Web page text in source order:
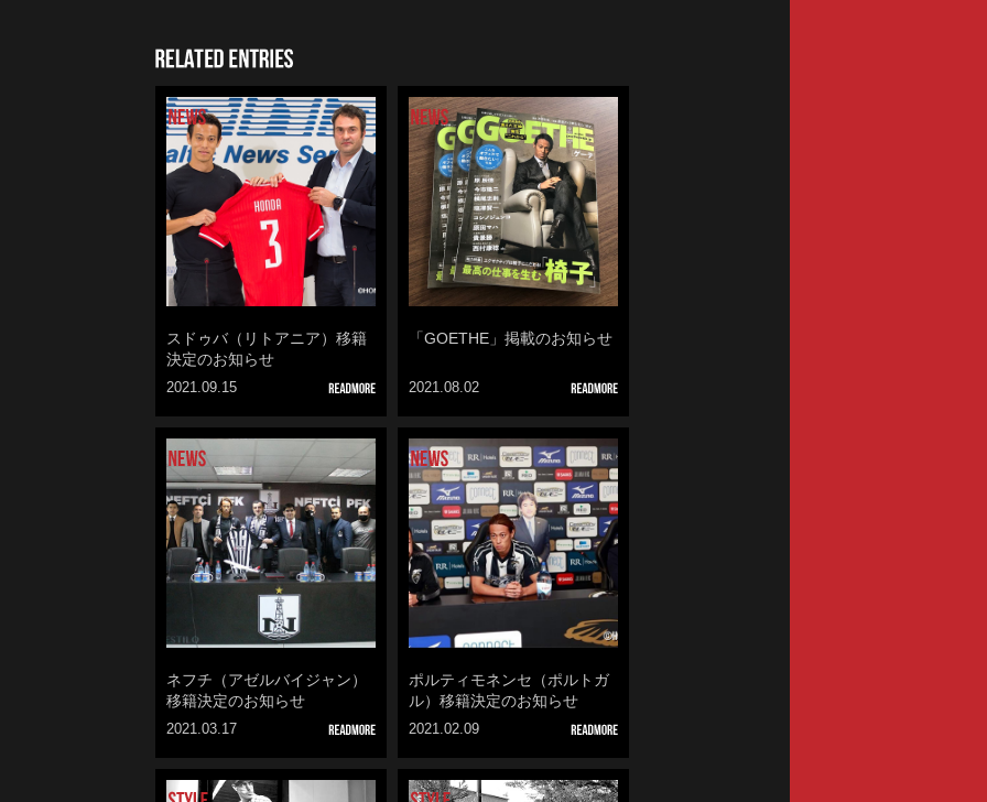
スドゥバ（リトアニア）移籍
決定のお知らせ
2021.09.15
「GOETHE」掲載のお知らせ
2021.08.02
ネフチ（アゼルバイジャン）
移籍決定のお知らせ
2021.03.17
ポルティモネンセ（ポルトガ
ル）移籍決定のお知らせ
2021.02.09